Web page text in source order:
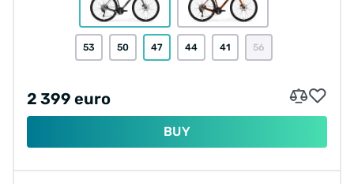
53 50 47 44 41 56
2 399 euro
BUY